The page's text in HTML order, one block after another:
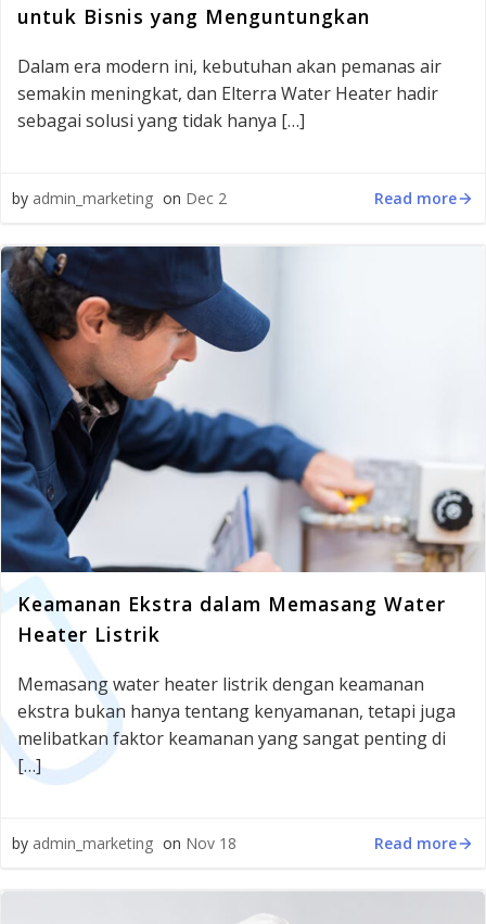
untuk Bisnis yang Menguntungkan
Dalam era modern ini, kebutuhan akan pemanas air
semakin meningkat, dan Elterra Water Heater hadir
sebagai solusi yang tidak hanya […]
by admin_marketing on Dec 2 Read more
Keamanan Ekstra dalam Memasang Water
Heater Listrik
Memasang water heater listrik dengan keamanan
ekstra bukan hanya tentang kenyamanan, tetapi juga
melibatkan faktor keamanan yang sangat penting di
[…]
by admin_marketing on Nov 18 Read more